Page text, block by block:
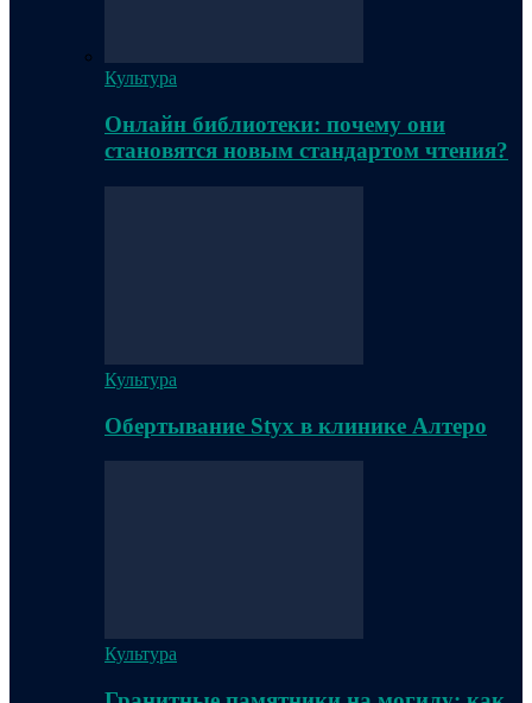
Культура
Онлайн библиотеки: почему они
становятся новым стандартом чтения?
Культура
Обертывание Styx в клинике Алтеро
Культура